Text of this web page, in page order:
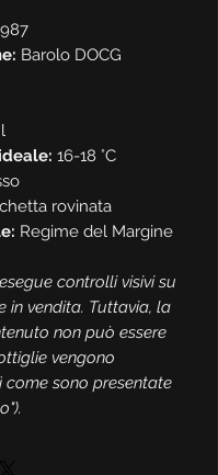
Barolo DOCG
16-18 °C
rovinata
Regime del Margine
controlli visivi su
in vendita. Tuttavia, la
non può essere
vengono
sono presentate